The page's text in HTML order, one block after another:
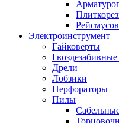
Электроинструмент
Гайковерты
Дрели
Лобзики
Перфораторы
Пилы